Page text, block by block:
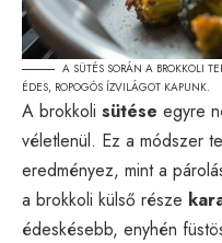
A SÜTÉS SORÁN A BROKKOLI
ÉDES, ROPOGÓS ÍZVILÁGOT KAPUNK.
A brokkoli sütése egyre
véletlenül. Ez a módszer
eredményez, mint a
a brokkoli külső része
édeskésebb, enyhén